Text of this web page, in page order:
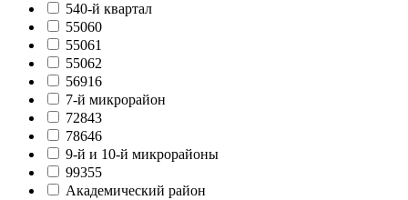
540-й квартал
55060
55061
55062
56916
7-й микрорайон
72843
78646
9-й и 10-й микрорайоны
99355
Академический район